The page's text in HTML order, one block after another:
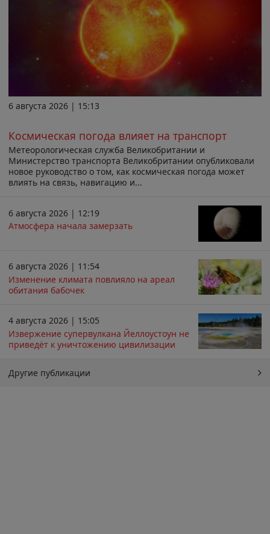
6 августа 2026 | 15:13
Космическая погода влияет на транспорт
Метеорологическая служба Великобритании и
Министерство транспорта Великобритании опубликовали
новое руководство о том, как космическая погода может
влиять на связь, навигацию и...
6 августа 2026 | 12:19
Атмосфера начала замерзать
6 августа 2026 | 11:54
Изменение климата повлияло на ареал
обитания бабочек
4 августа 2026 | 15:05
Извержение супервулкана Йеллоустоун не
приведёт к уничтожению цивилизации
Другие публикации